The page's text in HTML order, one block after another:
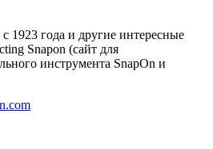
1923 года и другие интересные
Snapon (сайт для
инструмента SnapOn и